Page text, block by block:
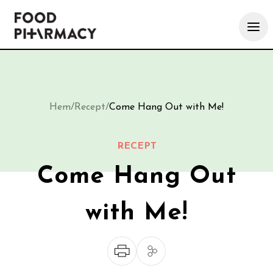
Hem/Recept/Come Hang Out with Me!
RECEPT
Come Hang Out
with Me!